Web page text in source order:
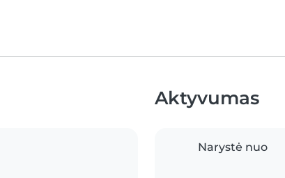
Aktyvumas
Narystė nuo